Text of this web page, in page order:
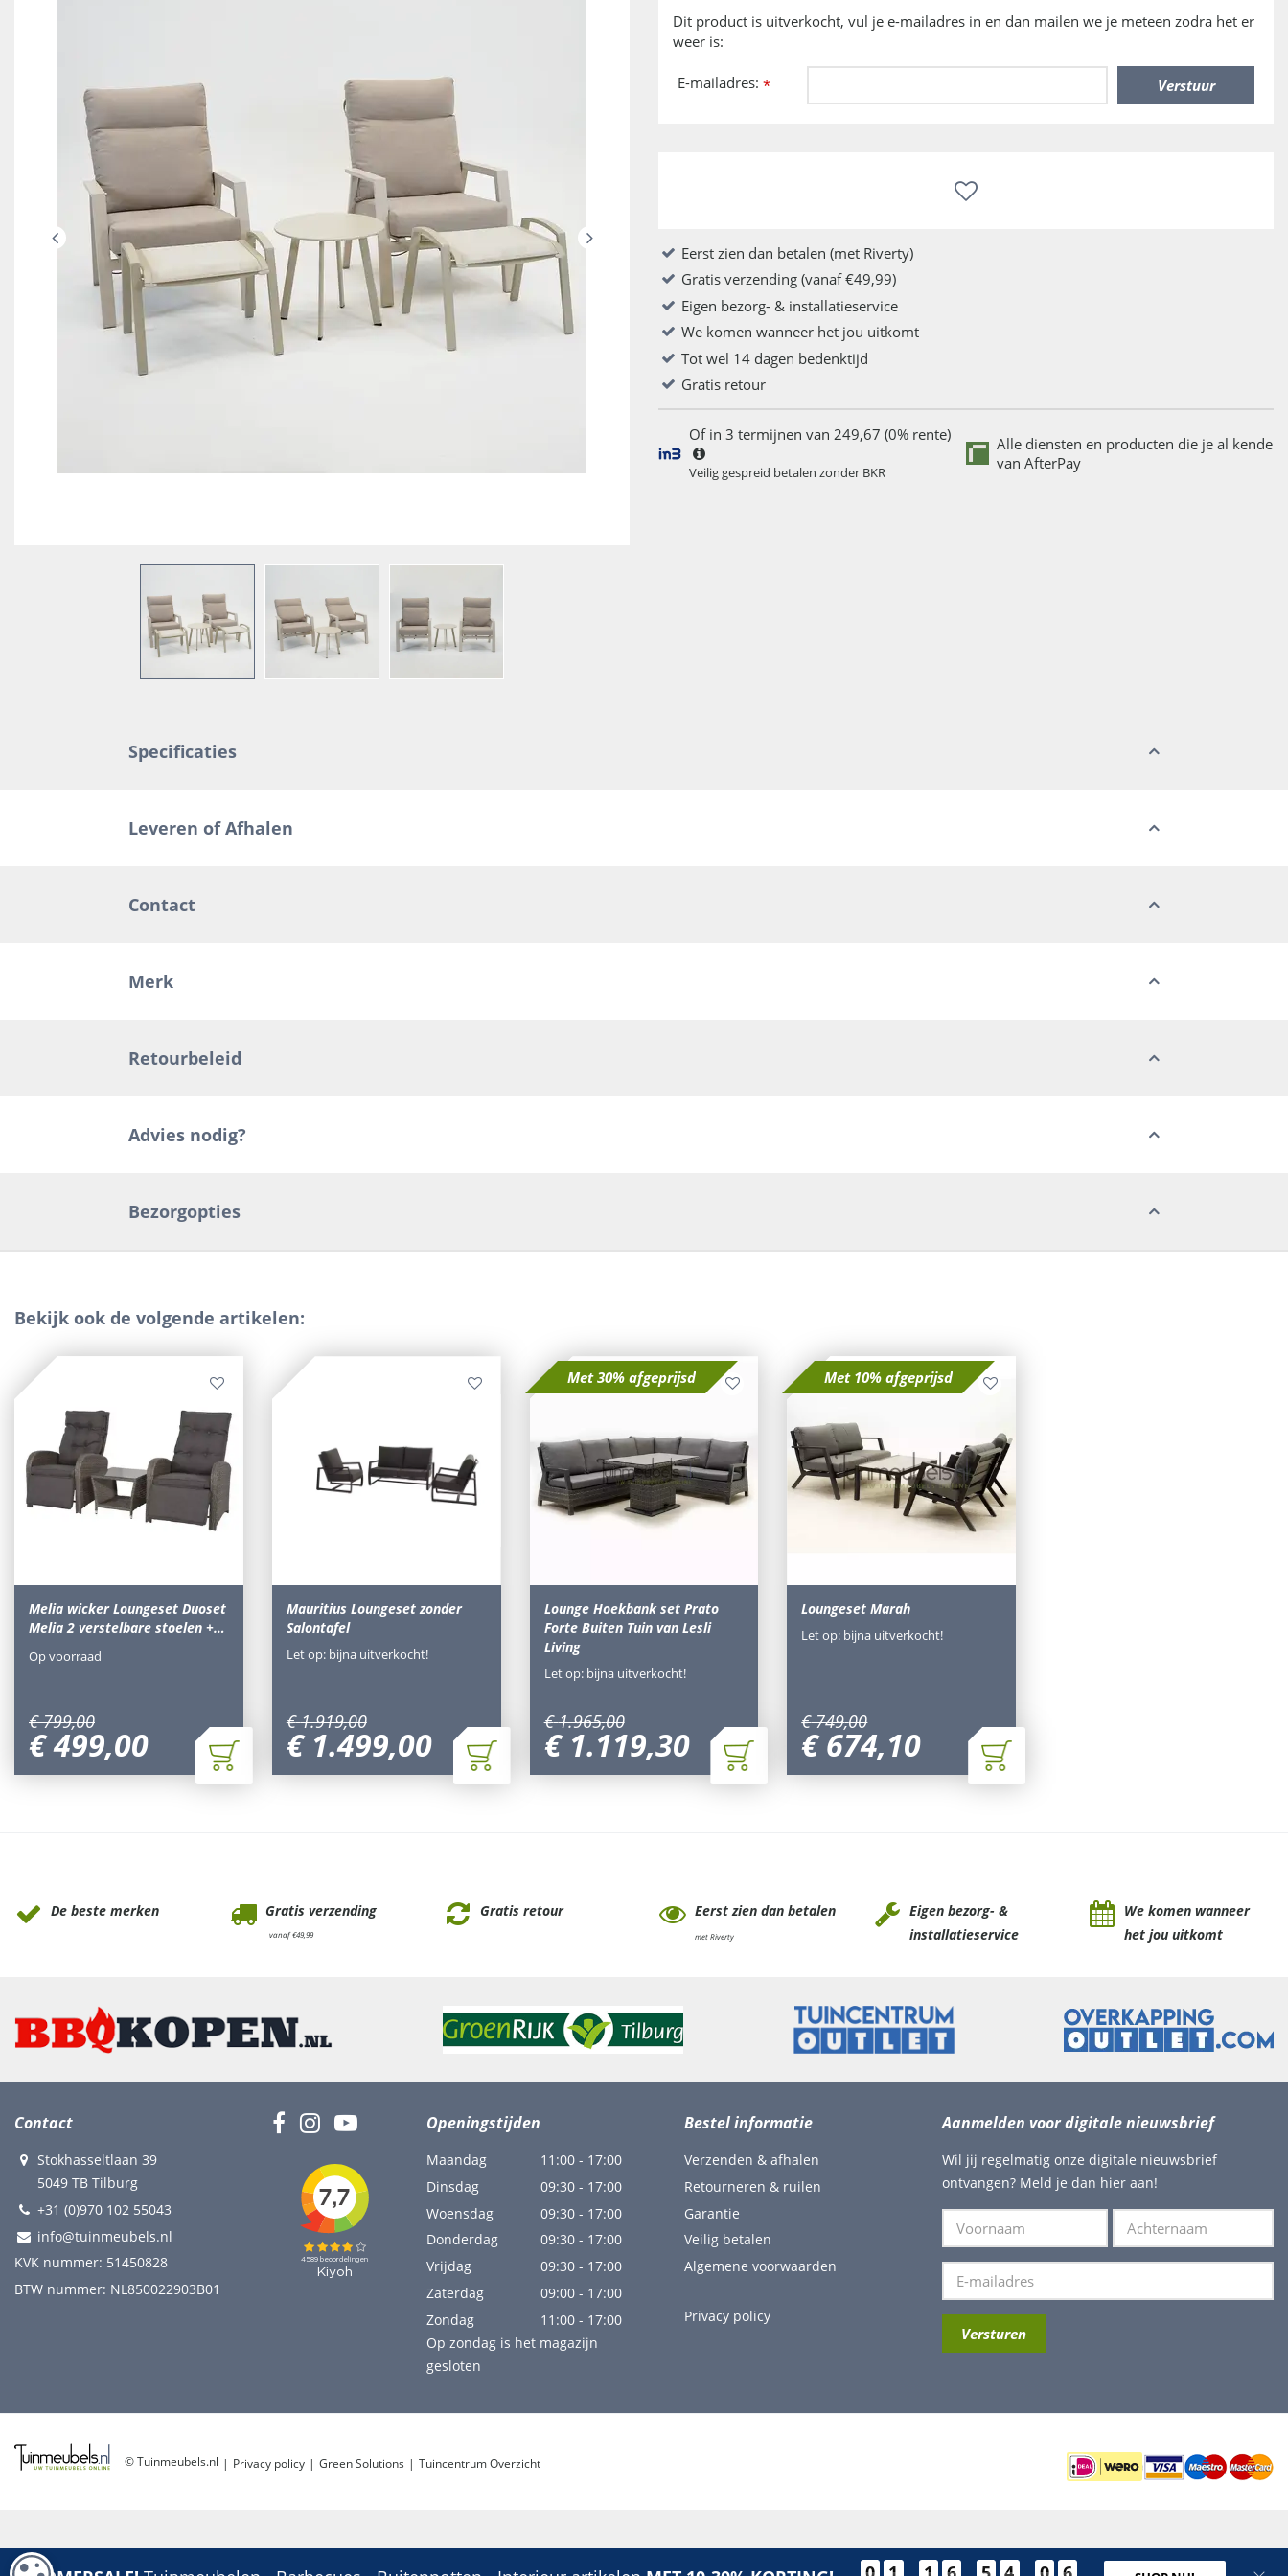
Dit product is uitverkocht, vul je e-mailadres in en dan mailen we je meteen zodra het er
weer is:
E-mailadres: *
Eerst zien dan betalen (met Riverty)
Gratis verzending (vanaf €49,99)
Eigen bezorg- & installatieservice
We komen wanneer het jou uitkomt
Tot wel 14 dagen bedenktijd
Gratis retour
Of in 3 termijnen van 249,67 (0% rente)
Veilig gespreid betalen zonder BKR
Alle diensten en producten die je al kende
van AfterPay
Specificaties
Leveren of Afhalen
Contact
Merk
Retourbeleid
Advies nodig?
Bezorgopties
Bekijk ook de volgende artikelen:
Melia wicker Loungeset Duoset
Melia 2 verstelbare stoelen +…
€ 799,00
€499,00
Op voorraad
Mauritius Loungeset zonder
Salontafel
€ 1.919,00
€ 1.499,00
Let op: bijna uitverkocht!
Met 30% afgeprijsd
Lounge Hoekbank set Prato
Forte Buiten Tuin van Lesli
Living
€ 1.965,00
€ 1.119,30
Let op: bijna uitverkocht!
Met 10% afgeprijsd
Loungeset Marah
€ 749,00
€ 674,10
Let op: bijna uitverkocht!
De beste merken Gratis verzending
vanaf €49,99
Gratis retour Eerst zien dan betalen
met Riverty
Eigen bezorg- &
installatieservice
We komen wanneer
het jou uitkomt
Contact
Stokhasseltlaan 39
5049 TB Tilburg
+31 (0)970 102 55043
info@tuinmeubels.nl
KVK nummer: 51450828
BTW nummer: NL850022903B01
Openingstijden
Maandag
11:00 - 17:00
Dinsdag
09:30 - 17:00
Woensdag
09:30 - 17:00
Donderdag
09:30 - 17:00
Vrijdag
09:30 - 17:00
Zaterdag
09:00 - 17:00
Zondag
11:00 - 17:00
Op zondag is het magazijn
gesloten
Bestel informatie
Verzenden & afhalen
Retourneren & ruilen
Garantie
Veilig betalen
Algemene voorwaarden
Privacy policy
Aanmelden voor digitale nieuwsbrief
Wil jij regelmatig onze digitale nieuwsbrief
ontvangen? Meld je dan hier aan!
© Tuinmeubels.nl Privacy policy Green Solutions Tuincentrum Overzicht